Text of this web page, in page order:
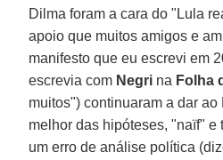
Dilma foram a cara do "Lula
apoio que muitos amigos e
manifesto que eu escrevi em
escrevia com Negri na Folha
muitos") continuaram a dar ao
melhor das hipóteses, "naïf"
um erro de análise política